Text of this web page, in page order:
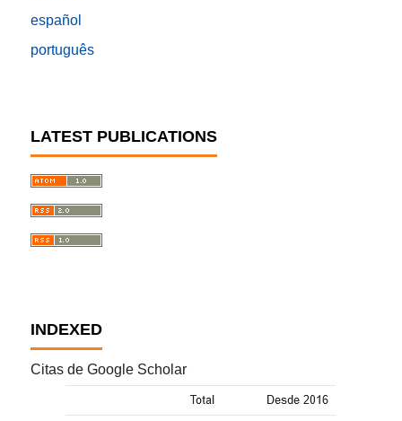
español
português
LATEST PUBLICATIONS
INDEXED
Citas de Google Scholar